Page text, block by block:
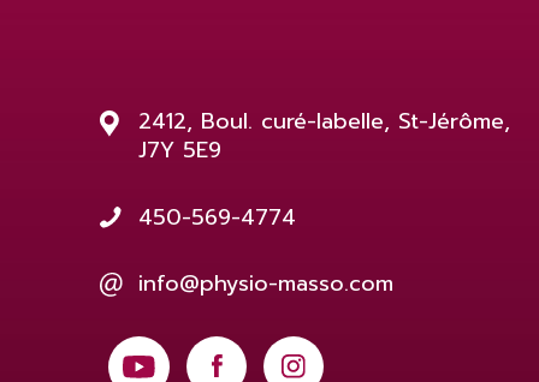
2412, Boul. curé-labelle, St-Jérôme,
J7Y 5E9
450-569-4774
info@physio-masso.com